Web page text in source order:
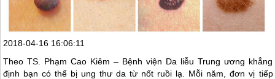
2018-04-16 16:06:11
Theo TS. Phạm Cao Kiêm – Bệnh viện Da liễu Trung ương khẳng
định bạn có thể bị ung thư da từ nốt ruồi lạ. Mỗi năm, đơn vị tiếp